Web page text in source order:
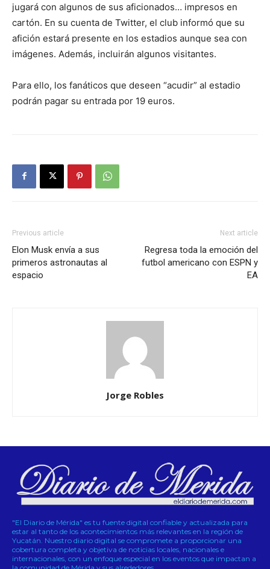
jugará con algunos de sus aficionados… impresos en
cartón. En su cuenta de Twitter, el club informó que su
afición estará presente en los estadios aunque sea con
imágenes. Además, incluirán algunos visitantes.
Para ello, los fanáticos que deseen “acudir” al estadio
podrán pagar su entrada por 19 euros.
Previous article
Elon Musk envía a sus
primeros astronautas al
espacio
Next article
Regresa toda la emoción del
futbol americano con ESPN y
EA
Jorge Robles
"El Diario de Mérida" es tu fuente digital confiable y actualizada para
estar al tanto de los acontecimientos más relevantes en la región de
Yucatán. Nuestro diario digital se compromete a proporcionar una
cobertura completa y objetiva de noticias locales, nacionales e
internacionales, con un enfoque especial en los eventos que impactan a